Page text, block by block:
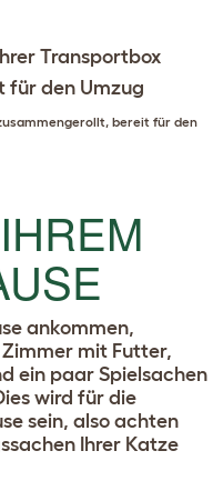
bereit für den
ankommen,
Zimmer mit Futter,
ein paar Spielsachen
wird für die
sein, also achten
Ihrer Katze